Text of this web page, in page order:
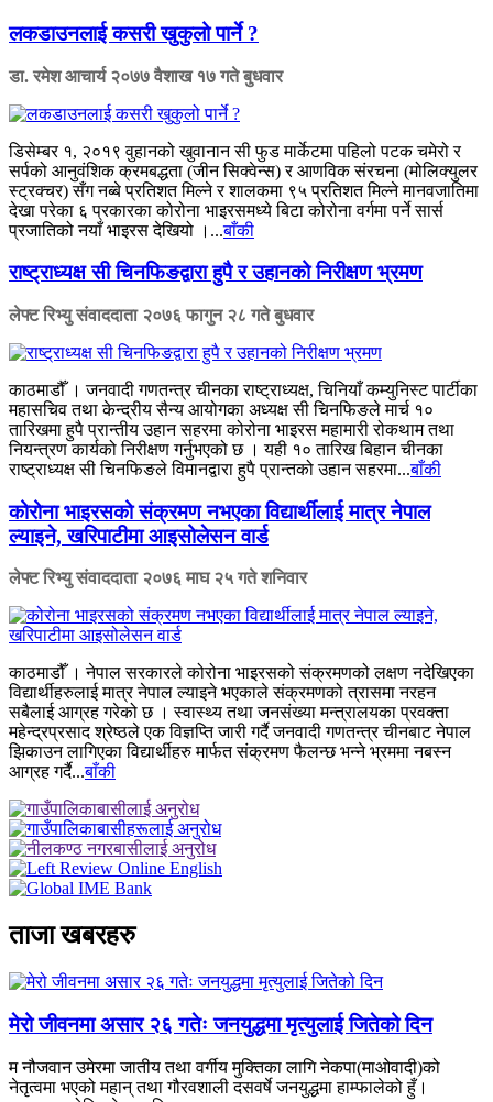
लकडाउनलाई कसरी खुकुलो पार्ने ?
डा. रमेश आचार्य २०७७ वैशाख १७ गते बुधवार
डिसेम्बर १, २०१९ वुहानको खुवानान सी फुड मार्केटमा पहिलो पटक चमेरो र
सर्पको आनुवंशिक क्रमबद्धता (जीन सिक्वेन्स) र आणविक संरचना (मोलिक्युलर
स्ट्रक्चर) सँग नब्बे प्रतिशत मिल्ने र शालकमा ९५ प्रतिशत मिल्ने मानवजातिमा
देखा परेका ६ प्रकारका कोरोना भाइरसमध्ये बिटा कोरोना वर्गमा पर्ने सार्स
प्रजातिको नयाँ भाइरस देखियो ।...बाँकी
राष्ट्राध्यक्ष सी चिनफिङद्वारा हुपै र उहानको निरीक्षण भ्रमण
लेफ्ट रिभ्यु संवाददाता २०७६ फागुन २८ गते बुधवार
काठमाडौँ । जनवादी गणतन्त्र चीनका राष्ट्राध्यक्ष, चिनियाँ कम्युनिस्ट पार्टीका
महासचिव तथा केन्द्रीय सैन्य आयोगका अध्यक्ष सी चिनफिङले मार्च १०
तारिखमा हुपै प्रान्तीय उहान सहरमा कोरोना भाइरस महामारी रोकथाम तथा
नियन्त्रण कार्यको निरीक्षण गर्नुभएको छ । यही १० तारिख बिहान चीनका
राष्ट्राध्यक्ष सी चिनफिङले विमानद्वारा हुपै प्रान्तको उहान सहरमा...बाँकी
कोरोना भाइरसको संक्रमण नभएका विद्यार्थीलाई मात्र नेपाल
ल्याइने, खरिपाटीमा आइसोलेसन वार्ड
लेफ्ट रिभ्यु संवाददाता २०७६ माघ २५ गते शनिवार
काठमाडौँ । नेपाल सरकारले कोरोना भाइरसको संक्रमणको लक्षण नदेखिएका
विद्यार्थीहरुलाई मात्र नेपाल ल्याइने भएकाले संक्रमणको त्रासमा नरहन
सबैलाई आग्रह गरेको छ । स्वास्थ्य तथा जनसंख्या मन्त्रालयका प्रवक्ता
महेन्द्रप्रसाद श्रेष्ठले एक विज्ञप्ति जारी गर्दै जनवादी गणतन्त्र चीनबाट नेपाल
झिकाउन लागिएका विद्यार्थीहरु मार्फत संक्रमण फैलन्छ भन्ने भ्रममा नबस्न
आग्रह गर्दै...बाँकी
ताजा खबरहरु
मेरो जीवनमा असार २६ गतेः जनयुद्धमा मृत्युलाई जितेको दिन
म नौजवान उमेरमा जातीय तथा वर्गीय मुक्तिका लागि नेकपा(माओवादी)को
नेतृत्वमा भएको महान् तथा गौरवशाली दसवर्षे जनयुद्धमा हाम्फालेको हुँ।